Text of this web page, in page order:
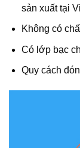
sản xuất tại
Không có
Có lớp bạc
Quy cách